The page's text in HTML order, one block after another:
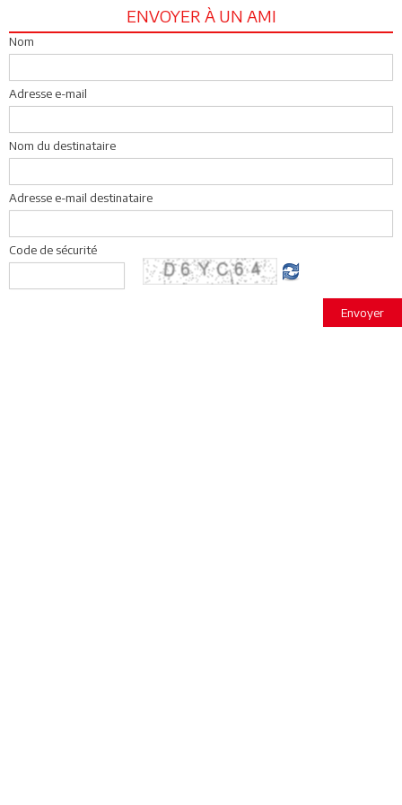
ENVOYER À UN AMI
Nom
Adresse e-mail
Nom du destinataire
Adresse e-mail destinataire
Code de sécurité
Envoyer